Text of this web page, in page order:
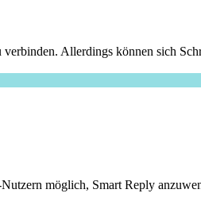
Allerdings können sich
möglich, Smart Reply